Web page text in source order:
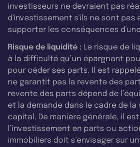
investisseurs ne devraient pas
d'investissement s'ils ne sont pas
supporter les conséquences
Risque de liquidité : Le risque de
à la difficulté qu’un épargnant
pour céder ses parts. Il est rappelé
ne garantit pas la revente des
revente des parts dépend de
et la demande dans le cadre de la
capital. De manière générale, il
l’investissement en parts ou
immobiliers doit s’envisager sur